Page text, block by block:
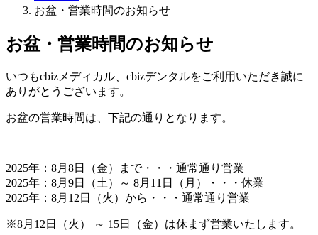
お盆・営業時間のお知らせ
お盆・営業時間のお知らせ
いつもcbizメディカル、cbizデンタルをご利用いただき誠に
ありがとうございます。
お盆の営業時間は、下記の通りとなります。
2025年：8月8日（金）まで・・・通常通り営業
2025年：8月9日（土）～ 8月11日（月）・・・休業
2025年：8月12日（火）から・・・通常通り営業
※8月12日（火） ～ 15日（金）は休まず営業いたします。